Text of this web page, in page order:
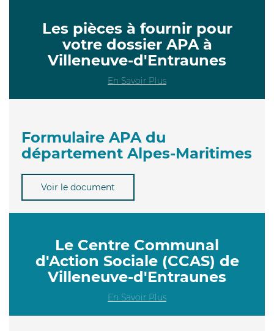
Les pièces à fournir pour
votre dossier APA à
Villeneuve-d'Entraunes
En Savoir Plus
Formulaire APA du
département Alpes-Maritimes
Voir le document
Le Centre Communal
d'Action Sociale (CCAS) de
Villeneuve-d'Entraunes
En Savoir Plus